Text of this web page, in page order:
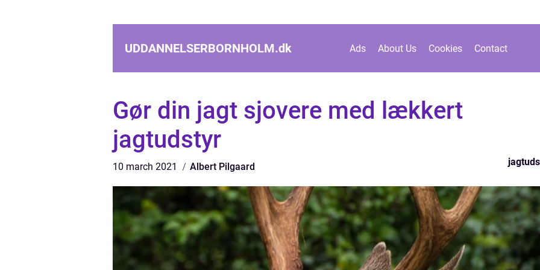
UDDANNELSERBORNHOLM.dk Ads About Us Cookies Contact
Gør din jagt sjovere med lækkert
jagtudstyr
10 march 2021 Albert Pilgaard